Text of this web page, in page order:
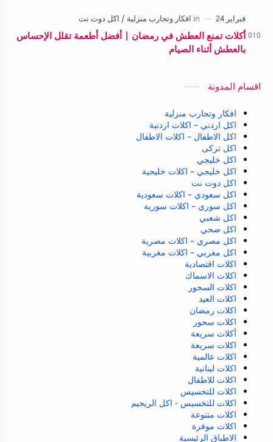
أكلات تمنع العطش في رمضان | أفضل أطعمة تقلل الإحساس
بالعطش أثناء الصيام
اقسام المدونة
افكار وتجارب منزلية
اكل اردني – اكلات اردنية
اكل الاطفال – اكلات الاطفال
اكل تركى
اكل خليجي
اكل خليجي – اكلات خليجية
اكل دوت نت
اكل سعودي – اكلات سعودية
اكل سوري – اكلات سورية
اكل شعبي
اكل صحي
اكل مصري – اكلات مصرية
اكل مغربي – اكلات مغربية
اكلات اقتصادية
اكلات الاسماك
اكلات السحور
اكلات العيد
اكلات رمضان
اكلات سحور
أكلات سريعة
اكلات سريعة
اكلات عالمية
اكلات لبنانية
اكلات للاطفال
اكلات للتخسيس
اكلات للتخسيس - اكل الريجيم
اكلات متنوعة
اكلات موفرة
الاطباق الرئيسية